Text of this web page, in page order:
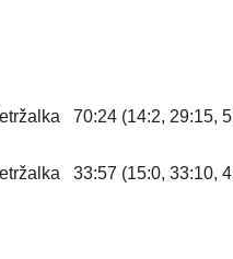
70:24 (14:2, 29:15,
33:57 (15:0, 33:10,